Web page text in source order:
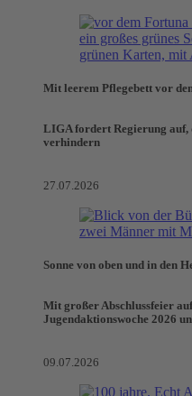
Mit leerem Pflegebett vor
LIGA fordert Regierung auf,
verhindern
27.07.2026
Sonne von oben und in den
Mit großer Abschlussfeier
Jugendaktionswoche 2026
09.07.2026